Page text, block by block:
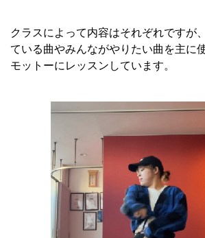
クラスによって内容はそれぞれですが
ている曲やみんながやりたい曲を主に
モットーにレッスンしています。